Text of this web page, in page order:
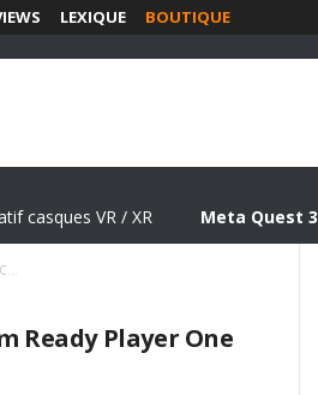
LEXIQUE BOUTIQUE
casques VR / XR Meta Quest 3
Ready Player One